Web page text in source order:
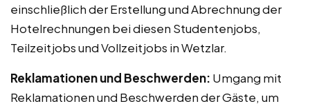
einschließlich der Erstellung und Abrechnung der
Hotelrechnungen bei diesen Studentenjobs,
Teilzeitjobs und Vollzeitjobs in Wetzlar.
Reklamationen und Beschwerden: Umgang mit
Reklamationen und Beschwerden der Gäste, um